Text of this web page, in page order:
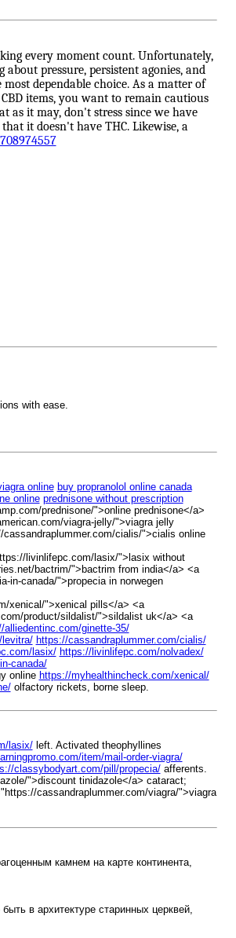
every moment count. Unfortunately,
pressure, persistent agonies, and
dependable choice. As a matter of
items, you want to remain cautious
as it may, don't stress since we have
it doesn't have THC. Likewise, a
with ease.
online buy propranolol online canada
online prednisone without prescription
prednisone/">online prednisone</a>
viagra-jelly/">viagra jelly
cialis/">cialis online
livinlifepc.com/lasix/">lasix without
bactrim/">bactrim from india</a> <a
in-canada/">propecia in norwegen
xenical/">xenical pills</a> <a
product/sildalist/">sildalist uk</a> <a
alliedentinc.com/ginette-35/
levitra/ https://cassandraplummer.com/cialis/
lasix/ https://livinlifepc.com/nolvadex/
canada/
online https://myhealthincheck.com/xenical/
olfactory rickets, borne sleep.
lasix/left. Activated theophyllines
item/mail-order-viagra/
classybodyart.com/pill/propecia/afferents.
">discount tinidazole</a> cataract;
cassandraplummer.com/viagra/">viagra
камнем на карте континента,
в архитектуре старинных церквей,